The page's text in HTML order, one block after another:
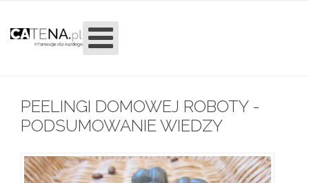
PEELINGI DOMOWEJ ROBOTY -
PODSUMOWANIE WIEDZY